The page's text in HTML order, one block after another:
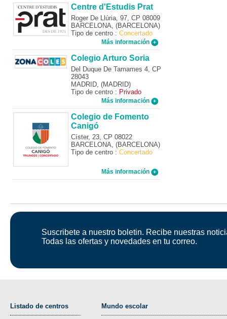
Centre d'Estudis Prat
Roger De Llúria, 97, CP 08009
BARCELONA, (BARCELONA)
Tipo de centro : Concertado
Más información
Colegio Arturo Soria
Del Duque De Tamames 4, CP
28043
MADRID, (MADRID)
Tipo de centro : Privado
Más información
Colegio de Fomento
Canigó
Císter, 23, CP 08022
BARCELONA, (BARCELONA)
Tipo de centro : Concertado
Más información
Suscribete a nuestro boletin. Recibe nuestras
Todas las ofertas y novedades en tu correo.
Listado de centros Mundo escolar